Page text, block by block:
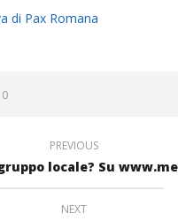
di Pax Romana
0
PREVIOUS
locale? Su
NEXT